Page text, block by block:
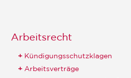
Arbeitsrecht
Kündigungsschutzklagen
Arbeitsverträge